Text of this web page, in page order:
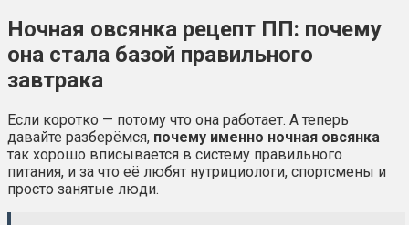
Ночная овсянка рецепт ПП: почему
она стала базой правильного
завтрака
Если коротко — потому что она работает. А теперь
давайте разберёмся, почему именно ночная овсянка
так хорошо вписывается в систему правильного
питания, и за что её любят нутрициологи, спортсмены и
просто занятые люди.